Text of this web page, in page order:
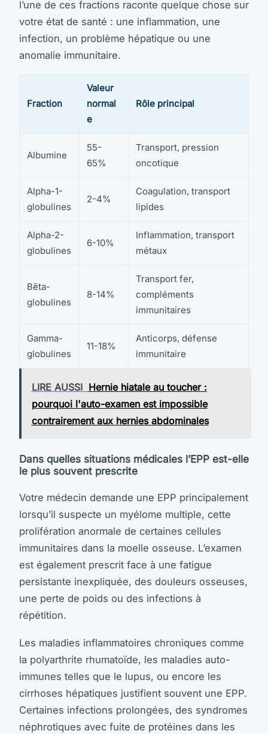
l’une de ces fractions raconte quelque chose sur
votre état de santé : une inflammation, une
infection, un problème hépatique ou une
anomalie immunitaire.
Fraction
Valeur
normal
e
Rôle principal
Albumine
55-
65%
Transport, pression
oncotique
Alpha-1-
globulines
2-4%
Coagulation, transport
lipides
Alpha-2-
globulines
6-10%
Inflammation, transport
métaux
Bêta-
globulines
8-14%
Transport fer,
compléments
immunitaires
Gamma-
globulines
11-18%
Anticorps, défense
immunitaire
LIRE AUSSI Hernie hiatale au toucher :
pourquoi l'auto-examen est impossible
contrairement aux hernies abdominales
Dans quelles situations médicales l’EPP est-elle
le plus souvent prescrite
Votre médecin demande une EPP principalement
lorsqu’il suspecte un myélome multiple, cette
prolifération anormale de certaines cellules
immunitaires dans la moelle osseuse. L’examen
est également prescrit face à une fatigue
persistante inexpliquée, des douleurs osseuses,
une perte de poids ou des infections à
répétition.
Les maladies inflammatoires chroniques comme
la polyarthrite rhumatoïde, les maladies auto-
immunes telles que le lupus, ou encore les
cirrhoses hépatiques justifient souvent une EPP.
Certaines infections prolongées, des syndromes
néphrotiques avec fuite de protéines dans les